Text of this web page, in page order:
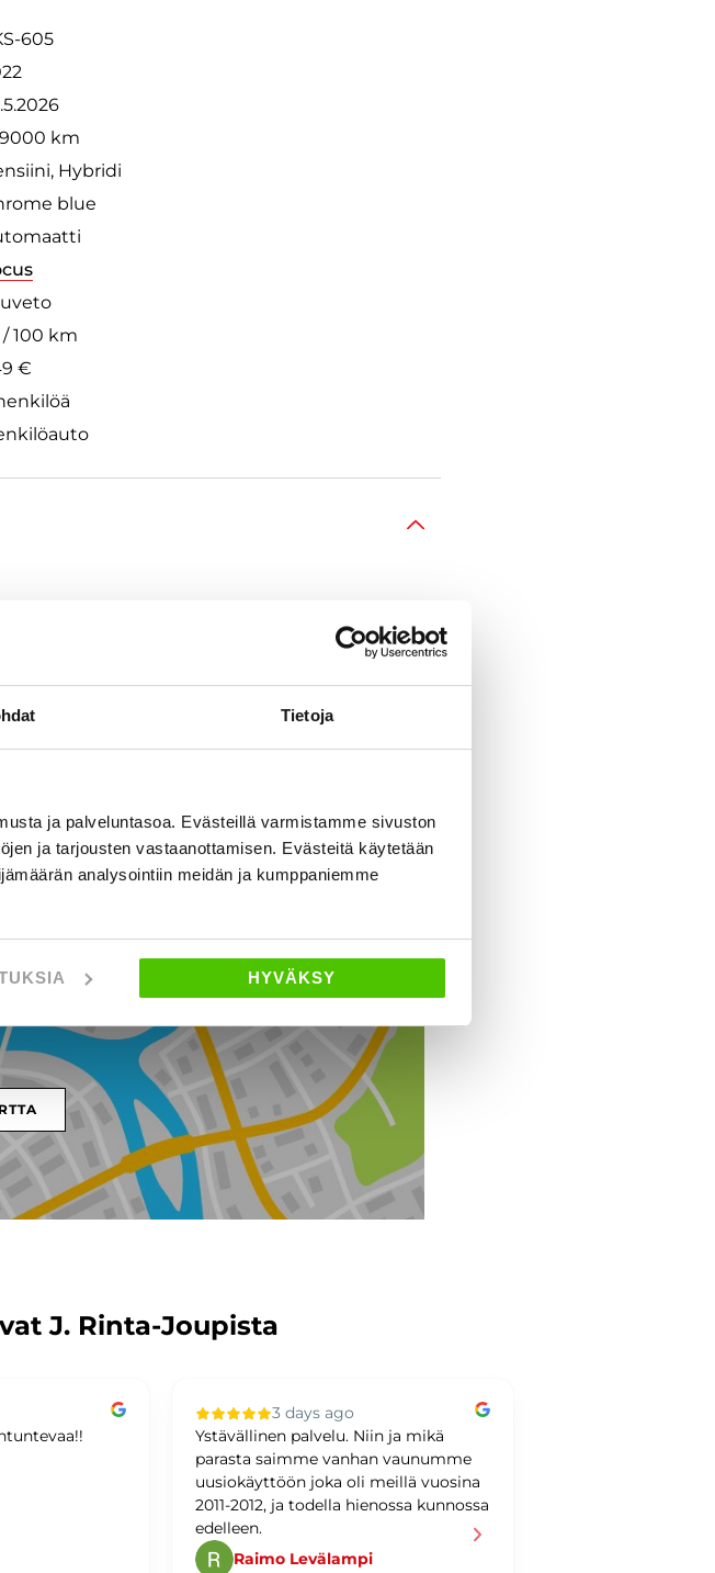
Tietoja
ja palveluntasoa. Evästeillä varmistamme sivuston
ja tarjousten vastaanottamisen. Evästeitä käytetään
analysointiin meidän ja kumppaniemme
HYVÄKSY
605
km
Hybridi
blue
/ 100 km
€
Ajo-ohjeet
J. Rinta-Joupista
3 days ago
Ystävällinen palvelu. Niin ja mikä
parasta saimme vanhan vaunumme
uusiokäyttöön joka oli meillä vuosina
2011-2012, ja todella hienossa kunnossa
edelleen.
Raimo Levälampi